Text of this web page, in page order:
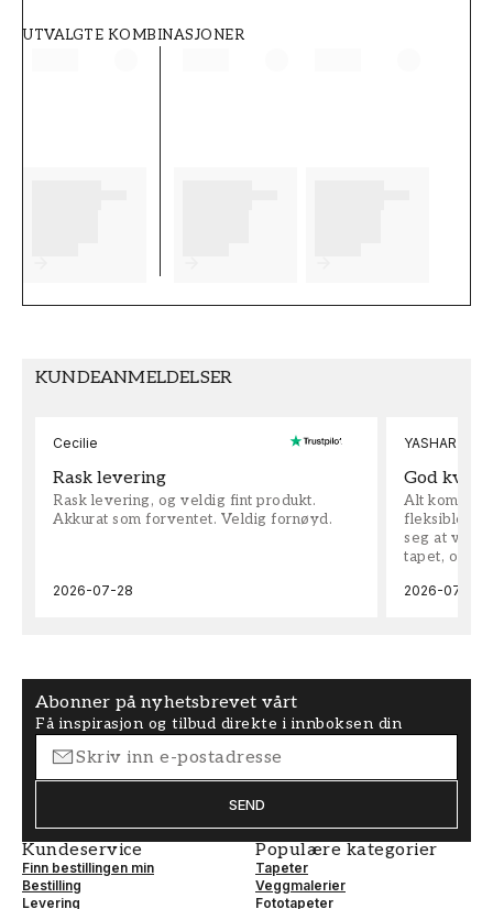
UTVALGTE KOMBINASJONER
KUNDEANMELDELSER
Cecilie
Rask levering
Rask levering, og veldig fint produkt.
Akkurat som forventet. Veldig fornøyd.
2026-07-28
YASHAR
God
Alt kom
fleksible på
seg at vi
tapet, og
2026-07-04
Abonner på nyhetsbrevet vårt
Få inspirasjon og tilbud direkte i innboksen din
SEND
Kundeservice
Finn bestillingen min
Bestilling
Levering
Populære kategorier
Tapeter
Veggmalerier
Fototapeter